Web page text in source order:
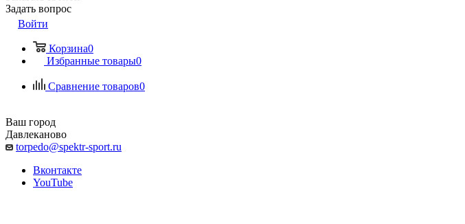
Задать вопрос
Войти
Корзина0
Избранные товары0
Сравнение товаров0
Ваш город
Давлеканово
torpedo@spektr-sport.ru
Вконтакте
YouTube